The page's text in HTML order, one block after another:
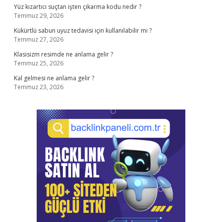
Yüz kızartıcı suçtan işten çıkarma kodu nedir ?
Temmuz 29, 2026
Kükürtlü sabun uyuz tedavisi için kullanılabilir mi ?
Temmuz 27, 2026
Klasisizm resimde ne anlama gelir ?
Temmuz 25, 2026
Kal gelmesi ne anlama gelir ?
Temmuz 23, 2026